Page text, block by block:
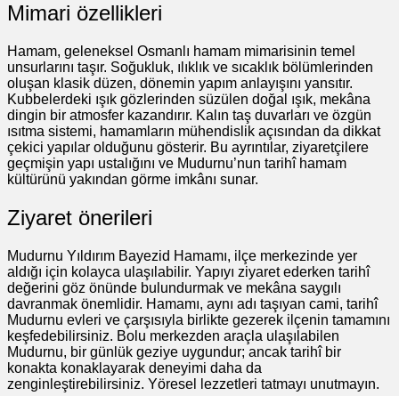
Mimari özellikleri
Hamam, geleneksel Osmanlı hamam mimarisinin temel
unsurlarını taşır. Soğukluk, ılıklık ve sıcaklık bölümlerinden
oluşan klasik düzen, dönemin yapım anlayışını yansıtır.
Kubbelerdeki ışık gözlerinden süzülen doğal ışık, mekâna
dingin bir atmosfer kazandırır. Kalın taş duvarları ve özgün
ısıtma sistemi, hamamların mühendislik açısından da dikkat
çekici yapılar olduğunu gösterir. Bu ayrıntılar, ziyaretçilere
geçmişin yapı ustalığını ve Mudurnu’nun tarihî hamam
kültürünü yakından görme imkânı sunar.
Ziyaret önerileri
Mudurnu Yıldırım Bayezid Hamamı, ilçe merkezinde yer
aldığı için kolayca ulaşılabilir. Yapıyı ziyaret ederken tarihî
değerini göz önünde bulundurmak ve mekâna saygılı
davranmak önemlidir. Hamamı, aynı adı taşıyan cami, tarihî
Mudurnu evleri ve çarşısıyla birlikte gezerek ilçenin tamamını
keşfedebilirsiniz. Bolu merkezden araçla ulaşılabilen
Mudurnu, bir günlük geziye uygundur; ancak tarihî bir
konakta konaklayarak deneyimi daha da
zenginleştirebilirsiniz. Yöresel lezzetleri tatmayı unutmayın.